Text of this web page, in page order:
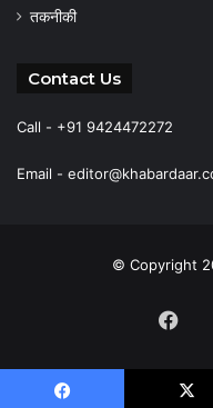
तकनीकी
Contact Us
Call - +91 9424472272
Email -
© Copyright